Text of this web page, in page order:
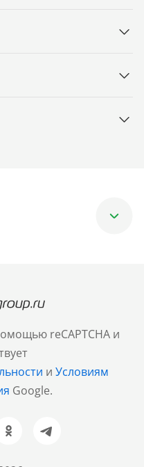
reCAPTCHA и
и Условиям
Google.